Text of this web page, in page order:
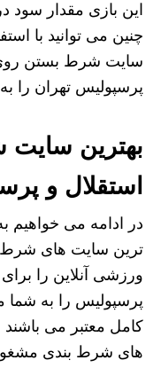
این بازی مقدار سود
چنین می توانید با
سایت شرط بستن روی
پرسپولیس تهران را
بهترین سایت
استقلال و
در ادامه می خواهیم
ترین سایت های شرط
ورزشی آنلاین را
پرسپولیس را به شما
کامل معتبر می باشند
های شرط بندی